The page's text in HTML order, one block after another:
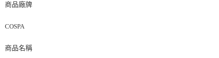
商品廠牌
COSPA
商品名稱